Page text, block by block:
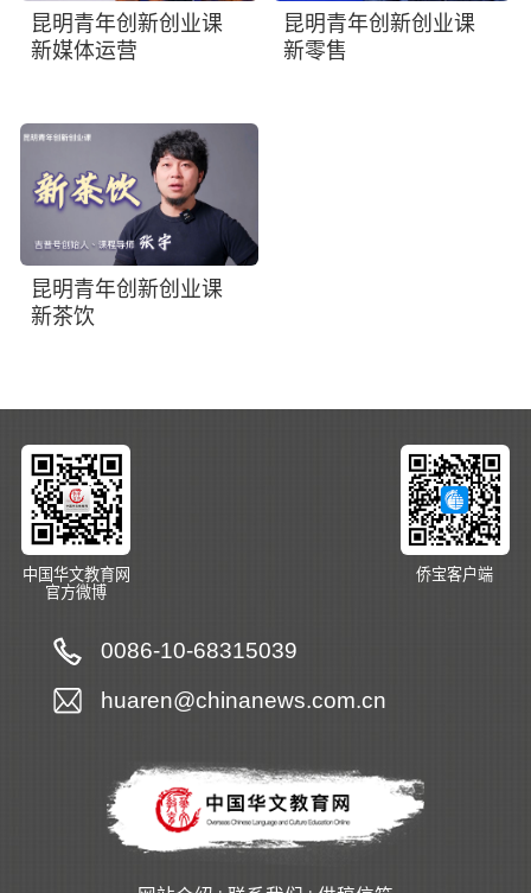
昆明青年创新创业课
新媒体运营
昆明青年创新创业课
新零售
昆明青年创新创业课
新茶饮
中国华文教育网
官方微博
侨宝客户端
0086-10-68315039
huaren@chinanews.com.cn